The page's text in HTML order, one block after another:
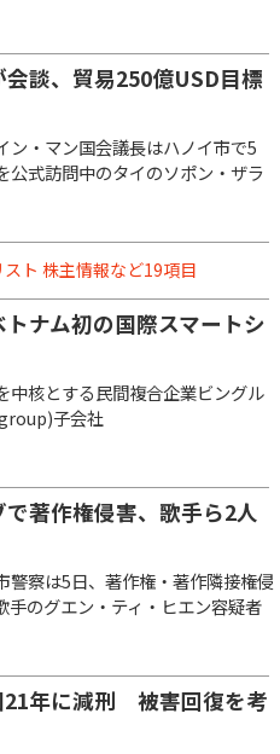
談、貿易250億USD目標
ン・マン国会議長はハノイ市で5
公式訪問中のタイのソポン・ザラ
スト 株主情報など19項目
ナム初の国際スマートシ
中核とする民間複合企業ビングル
子会社
著作権侵害、歌手ら2人
警察は5日、著作権・著作隣接権侵
手のグエン・ティ・ヒエン容疑者
21年に減刑 被害回復を考